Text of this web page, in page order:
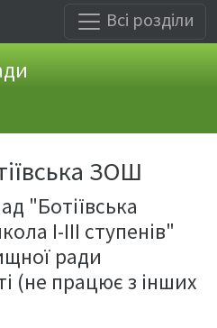
Всі розділи
ЗОШ
"Ботіївська
І-ІІІ ступенів"
ради
(не працює з інших